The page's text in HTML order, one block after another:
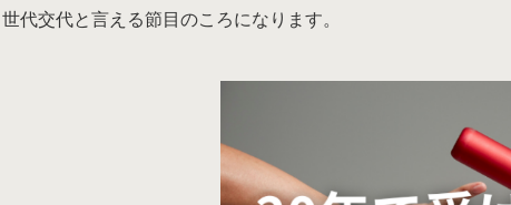
世代交代と言える節目のころになります。